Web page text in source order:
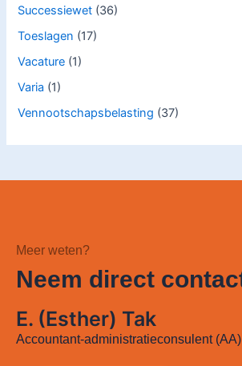
Successiewet (36)
Toeslagen (17)
Vacature (1)
Varia (1)
Vennootschapsbelasting (37)
Meer weten?
Neem direct
E. (Esther) Tak
Accountant-administratieconsulent (AA)